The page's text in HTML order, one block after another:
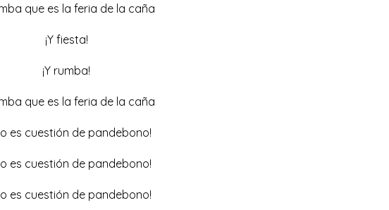
que es la feria de la caña
¡Y fiesta!
¡Y rumba!
que es la feria de la caña
es cuestión de pandebono!
es cuestión de pandebono!
es cuestión de pandebono!